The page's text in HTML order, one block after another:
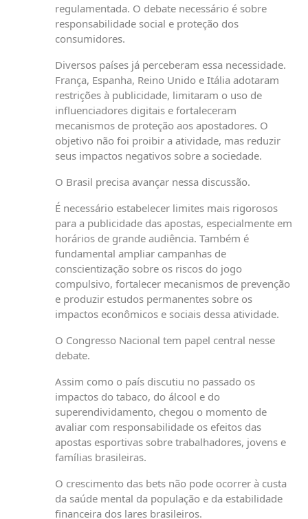
regulamentada. O debate necessário é sobre
responsabilidade social e proteção dos
consumidores.
Diversos países já perceberam essa necessidade.
França, Espanha, Reino Unido e Itália adotaram
restrições à publicidade, limitaram o uso de
influenciadores digitais e fortaleceram
mecanismos de proteção aos apostadores. O
objetivo não foi proibir a atividade, mas reduzir
seus impactos negativos sobre a sociedade.
O Brasil precisa avançar nessa discussão.
É necessário estabelecer limites mais rigorosos
para a publicidade das apostas, especialmente em
horários de grande audiência. Também é
fundamental ampliar campanhas de
conscientização sobre os riscos do jogo
compulsivo, fortalecer mecanismos de prevenção
e produzir estudos permanentes sobre os
impactos econômicos e sociais dessa atividade.
O Congresso Nacional tem papel central nesse
debate.
Assim como o país discutiu no passado os
impactos do tabaco, do álcool e do
superendividamento, chegou o momento de
avaliar com responsabilidade os efeitos das
apostas esportivas sobre trabalhadores, jovens e
famílias brasileiras.
O crescimento das bets não pode ocorrer à custa
da saúde mental da população e da estabilidade
financeira dos lares brasileiros.